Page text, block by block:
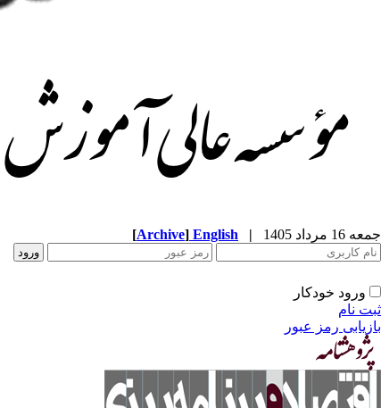
جمعه 16 مرداد 1405 |
English
[Archive]
ورود خودکار
ثبت نام
بازیابی رمز عبور